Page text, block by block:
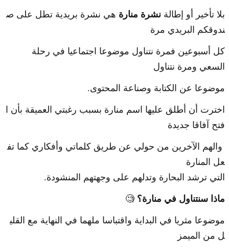
بلا تأخير أو إطالة نشرة منارة هي نشرة بريدية تطل على ص
ندوقكم البريدي مرة
كل أسبوعين فمرة نتناول موضوعا اجتماعيا في رحلة
السعي ومرة نتناول
موضوعا عن الكتابة وصناعة المحتوى.
اخترت أن أطلق عليها اسم منارة بسبب رغبتي العميقة بأن ا
فتح آفاقا جديدة
والهم الآخرين من حولي عن طريق كلماتي وأفكاري كما تف
عل المنارة
التي ترشد البحارة وتدلهم على وجهتهم المنشودة.
ماذا سنتناول في منارة؟ 🧐
موضوعا مثريا في البداية واقتباسا ملهما في النهاية مع القلي
ل من الميمز